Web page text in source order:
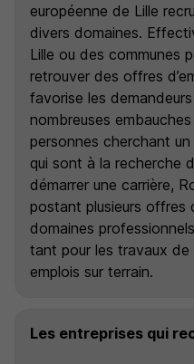
européenne de Lille
divers domaines.
Lille ou des communes
retrouver des offres
favorise les
nombreuses
personnes cherchant
qui sont à la recherche
démarrer une carrière,
postant plusieurs offres
domaines
tant pour les travaux de
emplois sur terrain.
Les entreprises qui